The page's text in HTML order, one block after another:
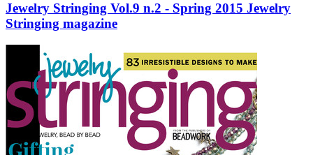
Jewelry Stringing Vol.9 n.2 - Spring 2015 Jewelry
Stringing magazine